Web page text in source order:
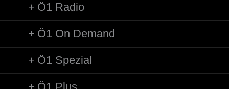
Ö1 Radio
Ö1 On Demand
Ö1 Spezial